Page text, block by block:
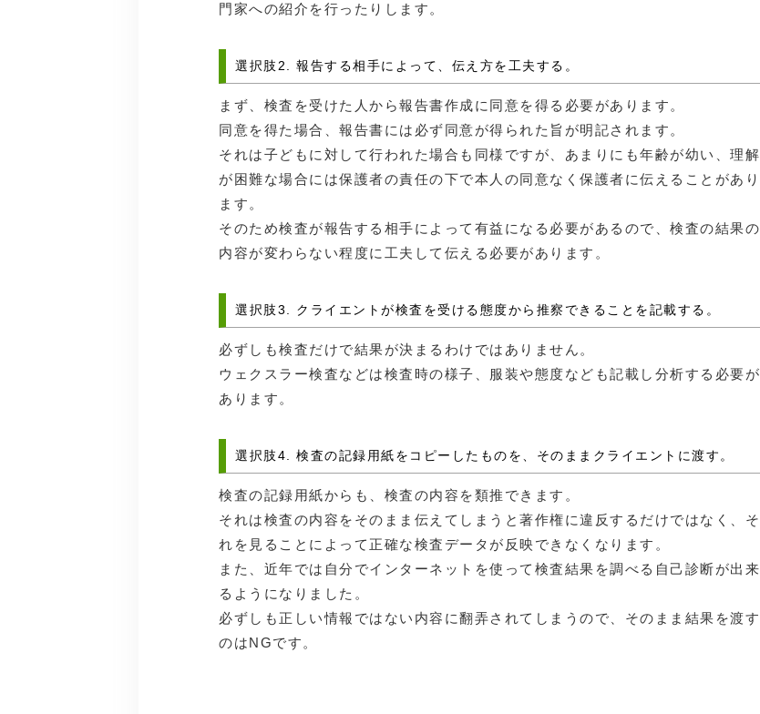
門家への紹介を行ったりします。
選択肢2. 報告する相手によって、伝え方を工夫する。
まず、検査を受けた人から報告書作成に同意を得る必要があります。
同意を得た場合、報告書には必ず同意が得られた旨が明記されます。
それは子どもに対して行われた場合も同様ですが、あまりにも年齢が幼い、理解
が困難な場合には保護者の責任の下で本人の同意なく保護者に伝えることがあり
ます。
そのため検査が報告する相手によって有益になる必要があるので、検査の結果の
内容が変わらない程度に工夫して伝える必要があります。
選択肢3. クライエントが検査を受ける態度から推察できることを記載する。
必ずしも検査だけで結果が決まるわけではありません。
ウェクスラー検査などは検査時の様子、服装や態度なども記載し分析する必要が
あります。
選択肢4. 検査の記録用紙をコピーしたものを、そのままクライエントに渡す。
検査の記録用紙からも、検査の内容を類推できます。
それは検査の内容をそのまま伝えてしまうと著作権に違反するだけではなく、そ
れを見ることによって正確な検査データが反映できなくなります。
また、近年では自分でインターネットを使って検査結果を調べる自己診断が出来
るようになりました。
必ずしも正しい情報ではない内容に翻弄されてしまうので、そのまま結果を渡す
のはNGです。